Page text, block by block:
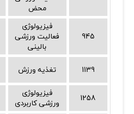
محض
945
فیزیولوژی
فعالیت ورزشی
بالینی
1139 تغذیه ورزش
1258
فیزیولوژی
ورزشی کاربردی